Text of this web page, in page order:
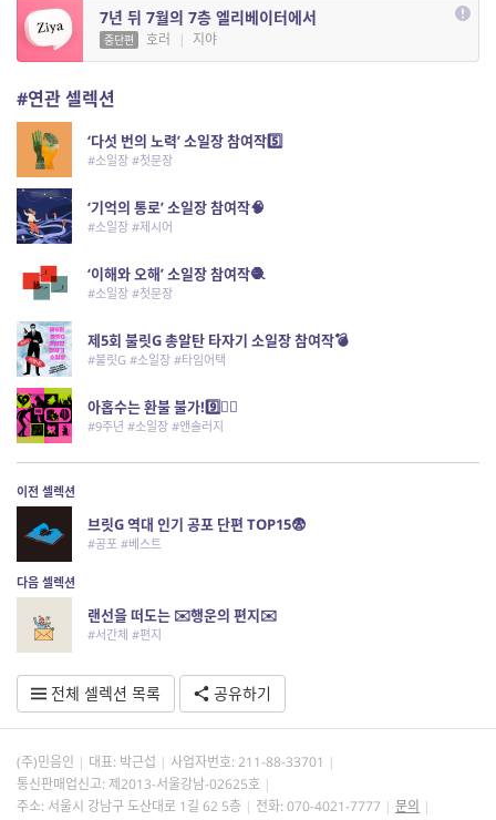
7년 뒤 7월의 7층 엘리베이터에서
중단편 호러 | 지야
#연관 셀렉션
‘다섯 번의 노력’ 소일장 참여작5️⃣
#소일장 #첫문장
‘기억의 통로’ 소일장 참여작🧠
#소일장 #제시어
‘이해와 오해’ 소일장 참여작🧶
#소일장 #첫문장
제5회 불릿G 총알탄 타자기 소일장 참여작💣
#불릿G #소일장 #타임어택
아홉수는 환불 불가!9️⃣🙅‍♀️
#9주년 #소일장 #앤솔러지
이전 셀렉션
브릿G 역대 인기 공포 단편 TOP15😨
#공포 #베스트
다음 셀렉션
랜선을 떠도는 ✉️행운의 편지✉️
#서간체 #편지
전체 셀렉션 목록 공유하기
(주)민음인 대표: 박근섭 사업자번호: 211-88-33701
통신판매업신고: 제2013-서울강남-02625호
주소: 서울시 강남구 도산대로 1길 62 5층
전화: 070-4021-7777
문의